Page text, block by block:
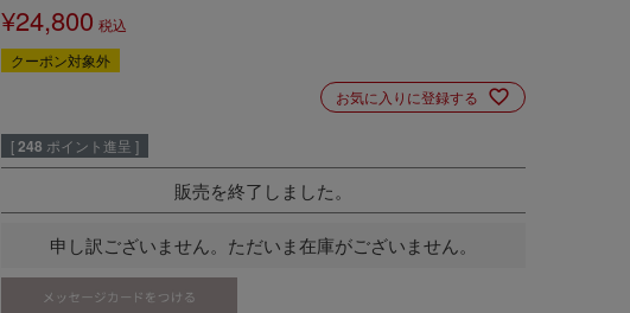
¥24,800 税込
クーポン対象外
お気に入りに登録する
[248 ポイント進呈 ]
販売を終了しました。
申し訳ございません。ただいま在庫がございません。